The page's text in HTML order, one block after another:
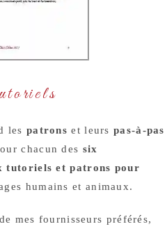
les patrons et leurspas-à-pas
chacun des six
tutoriels et patrons pour
humains et animaux.
mes fournisseurs préférés,